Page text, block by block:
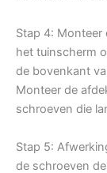
Stap 4: Monteer
het tuinscherm
de bovenkant
Monteer de
schroeven die
Stap 5:
de schroeven